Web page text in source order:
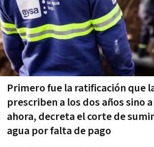
Primero fue la ratificación que
prescriben a los dos años sino
ahora, decreta el corte de
agua por falta de pago